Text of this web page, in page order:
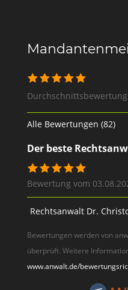
Alle Bewertungen (82)
Der beste
Bewertung vom
Rechtsanwalt Dr.
Bewertungen werden von
überprüft. Weitere
www.anwalt.de/